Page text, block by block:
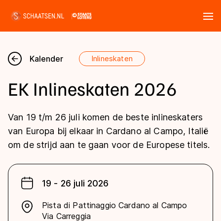
Nieuws
Kalender
Disciplines
Marathon
Langebaan
Shorttrack
Inlineskaten
Uitslagen
Langebaan
Shorttrack
Marathon
Tijden & historie
Ranglijsten Langebaan
Kalender Inlineskaten
19 - 26 juli 2026
Pista di Pattinaggio Cardano al Campo
Via Carreggia
EK Inlineskaten 2026
Van 19 t/m 26 juli komen de beste inlineskaters
van Europa bij elkaar in Cardano al Campo, Italië
om de strijd aan te gaan voor de Europese titels.